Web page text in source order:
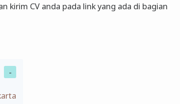
kirim CV anda pada link yang ada di bagian